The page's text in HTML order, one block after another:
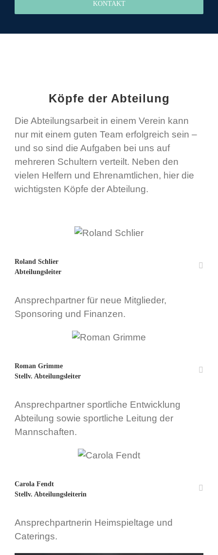
KONTAKT
Köpfe der Abteilung
Die Abteilungsarbeit in einem Verein kann
nur mit einem guten Team erfolgreich sein –
und so sind die Aufgaben bei uns auf
mehreren Schultern verteilt. Neben den
vielen Helfern und Ehrenamtlichen, hier die
wichtigsten Köpfe der Abteilung.
Roland Schlier
Abteilungsleiter
Ansprechpartner für neue Mitglieder,
Sponsoring und Finanzen.
Roman Grimme
Stellv. Abteilungsleiter
Ansprechpartner sportliche Entwicklung
Abteilung sowie sportliche Leitung der
Mannschaften.
Carola Fendt
Stellv. Abteilungsleiterin
Ansprechpartnerin Heimspieltage und
Caterings.